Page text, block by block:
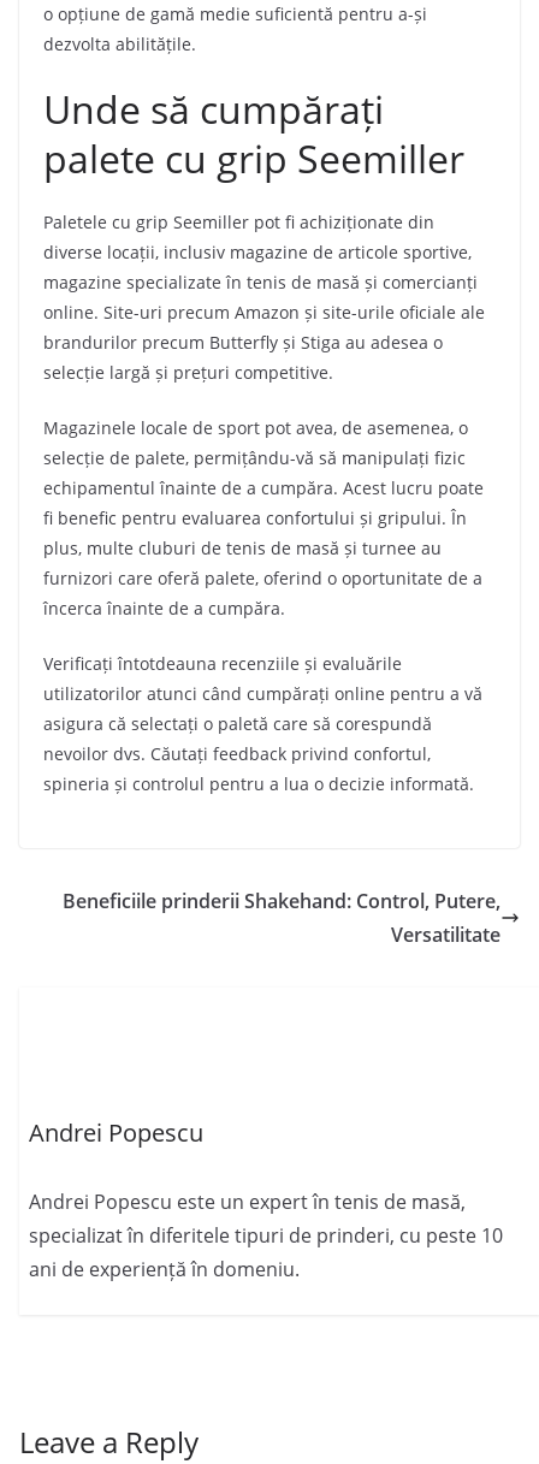
o opțiune de gamă medie suficientă pentru a-și
dezvolta abilitățile.
Unde să cumpărați
palete cu grip Seemiller
Paletele cu grip Seemiller pot fi achiziționate din
diverse locații, inclusiv magazine de articole sportive,
magazine specializate în tenis de masă și comercianți
online. Site-uri precum Amazon și site-urile oficiale ale
brandurilor precum Butterfly și Stiga au adesea o
selecție largă și prețuri competitive.
Magazinele locale de sport pot avea, de asemenea, o
selecție de palete, permițându-vă să manipulați fizic
echipamentul înainte de a cumpăra. Acest lucru poate
fi benefic pentru evaluarea confortului și gripului. În
plus, multe cluburi de tenis de masă și turnee au
furnizori care oferă palete, oferind o oportunitate de a
încerca înainte de a cumpăra.
Verificați întotdeauna recenziile și evaluările
utilizatorilor atunci când cumpărați online pentru a vă
asigura că selectați o paletă care să corespundă
nevoilor dvs. Căutați feedback privind confortul,
spineria și controlul pentru a lua o decizie informată.
Beneficiile prinderii Shakehand: Control, Putere,
Versatilitate
Andrei Popescu
Andrei Popescu este un expert în tenis de masă,
specializat în diferitele tipuri de prinderi, cu peste 10
ani de experiență în domeniu.
Leave a Reply